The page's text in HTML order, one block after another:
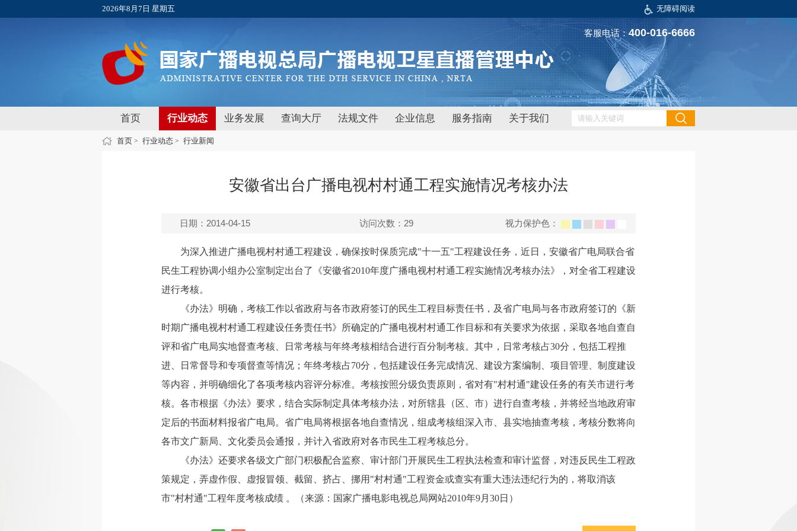
2026年8月7日 星期五 无障碍阅读
客服电话：400-016-6666
首页 行业动态 业务发展 查询大厅 法规文件 企业信息 服务指南 关于我们
首页 > 行业动态 > 行业新闻
安徽省出台广播电视村村通工程实施情况考核办法
日期：2014-04-15 访问次数： 29 视力保护色：
为深入推进广播电视村村通工程建设，确保按时保质完成"十一五"工程建设任务，近日，安徽省广电局联合省
民生工程协调小组办公室制定出台了《安徽省2010年度广播电视村村通工程实施情况考核办法》，对全省工程建设
进行考核。
《办法》明确，考核工作以省政府与各市政府签订的民生工程目标责任书，及省广电局与各市政府签订的《新
时期广播电视村村通工程建设任务责任书》所确定的广播电视村村通工作目标和有关要求为依据，采取各地自查自
评和省广电局实地督查考核、日常考核与年终考核相结合进行百分制考核。其中，日常考核占30分，包括工程推
进、日常督导和专项督查等情况；年终考核占70分，包括建设任务完成情况、建设方案编制、项目管理、制度建设
等内容，并明确细化了各项考核内容评分标准。考核按照分级负责原则，省对有"村村通"建设任务的有关市进行考
核。各市根据《办法》要求，结合实际制定具体考核办法，对所辖县（区、市）进行自查考核，并将经当地政府审
定后的书面材料报省广电局。省广电局将根据各地自查情况，组成考核组深入市、县实地抽查考核，考核分数将向
各市文广新局、文化委员会通报，并计入省政府对各市民生工程考核总分。
《办法》还要求各级文广部门积极配合监察、审计部门开展民生工程执法检查和审计监督，对违反民生工程政
策规定，弄虚作假、虚报冒领、截留、挤占、挪用"村村通"工程资金或查实有重大违法违纪行为的，将取消该
市"村村通"工程年度考核成绩 。（来源：国家广播电影电视总局网站2010年9月30日）